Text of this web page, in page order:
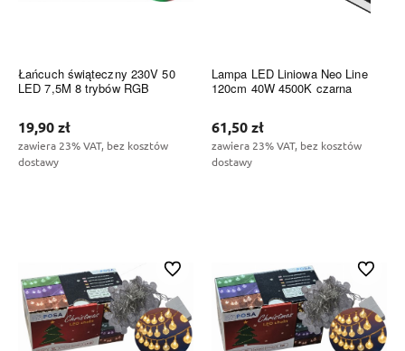
Łańcuch świąteczny 230V 50
LED 7,5M 8 trybów RGB
19,90 zł
zawiera 23% VAT, bez kosztów
dostawy
Lampa LED Liniowa Neo Line
120cm 40W 4500K czarna
61,50 zł
zawiera 23% VAT, bez kosztów
dostawy
Do ulubionych Do